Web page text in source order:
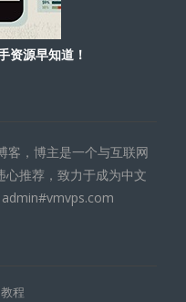
资源早知道！
客，博主是一个与互联网
推荐，致力于成为中文
admin#vmvps.com
程